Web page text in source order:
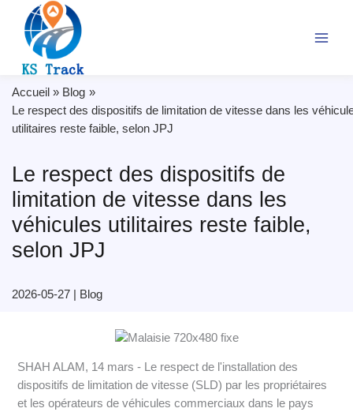
content
Accueil
Blog
Le respect des dispositifs de limitation de vitesse dans les
utilitaires reste faible, selon JPJ
Le respect des dispositifs de
limitation de vitesse dans les
véhicules utilitaires reste faible,
selon JPJ
2026-05-27 Blog
SHAH ALAM, 14 mars - Le respect de l'installation des
dispositifs de limitation de vitesse (SLD) par les propriétaires
et les opérateurs de véhicules commerciaux dans le pays